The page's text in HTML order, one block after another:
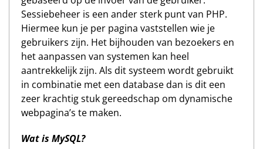
Sessiebeheer is een ander sterk punt van PHP.
Hiermee kun je per pagina vaststellen wie je
gebruikers zijn. Het bijhouden van bezoekers en
het aanpassen van systemen kan heel
aantrekkelijk zijn. Als dit systeem wordt gebruikt
in combinatie met een database dan is dit een
zeer krachtig stuk gereedschap om dynamische
webpagina’s te maken.
Wat is MySQL?